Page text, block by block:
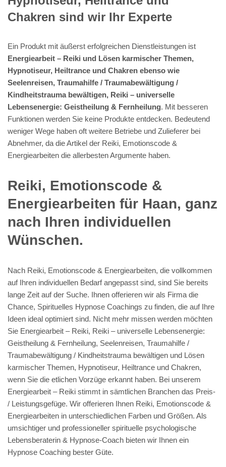
Chance, Spirituelles Hypnose Coachings zu finden, die auf Ihre
Ideen ideal optimiert sind. Nicht mehr missen werden möchten
Geistheilung & Fernheilung, Seelenreisen, Traumahilfe /
Traumabewältigung / Kindheitstrauma bewältigen und Lösen
karmischer Themen, Hypnotiseur, Heiltrance und Chakren,
wenn Sie die etlichen Vorzüge erkannt haben. Bei unserem
Energiearbeit – Reiki stimmt in sämtlichen Branchen das Preis-
/ Leistungsgefüge. Wir offerieren Ihnen Reiki, Emotionscode &
Energiearbeiten in unterschiedlichen Farben und Größen. Als
umsichtiger und professioneller spirituelle psychologische
Lebensberaterin & Hypnose-Coach bieten wir Ihnen ein
Hypnose Coaching bester Güte.
Rückführungen,
Sonderanfertigungen für Haan.
Individuelle Rückführung
(Fundort des Neanderthalers), Wülfrath, Leichlingen, Hilden,
Solingen (Klingenstadt), Mettmann oder Langenfeld,
Remscheid, Monheim (Rhein)
Online Hypnosepraxis und Psychotherapie Alternative ME
Einmalige Rückführungen
Reinkarnationstherapie oder Rückführungstherapie in 42781
Haan – Düsselermühle, Buschenhausen, Bracken,
Kneteisen, Irdelen, Gruiten und Aue, Osterholz, Oberhaan
Rückführung und Hypnose
Coaching in Haan gesucht? 💓️
💎Herzdiamant.de ist Ihr
Ansprechpartner für